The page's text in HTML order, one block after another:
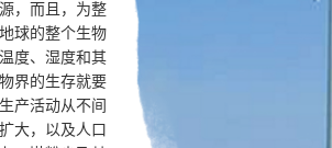
，而且，为整
球的整个生物
度、湿度和其
界的生存就要
产活动从不间
大，以及人口